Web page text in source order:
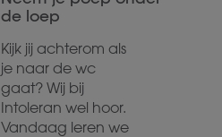
de loep
Kijk jij achterom als
je naar de wc
gaat? Wij bij
Intoleran wel hoor.
Vandaag leren we